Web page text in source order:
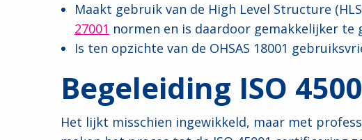
Maakt gebruik van de High Level Structure
27001 normen en is daardoor gemakkelijker te
Is ten opzichte van de OHSAS 18001
Begeleiding ISO
Het lijkt misschien ingewikkeld, maar met